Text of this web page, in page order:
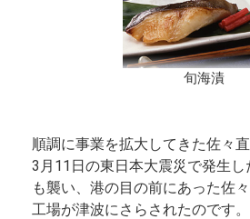
旬海漬
順調に事業を拡大してきた佐々
3月11日の東日本大震災で発生
も襲い、港の目の前にあった佐
工場が津波にさらされたのです。